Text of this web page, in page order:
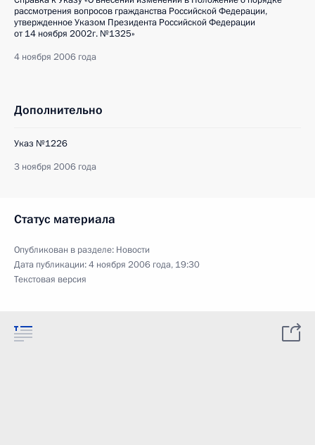
рассмотрения вопросов гражданства Российской Федерации,
утвержденное Указом Президента Российской Федерации
от 14 ноября 2002г. №1325»
4 ноября 2006 года
Дополнительно
Указ №1226
3 ноября 2006 года
Статус материала
Опубликован в разделе: Новости
Дата публикации:4 ноября 2006 года, 19:30
Текстовая версия